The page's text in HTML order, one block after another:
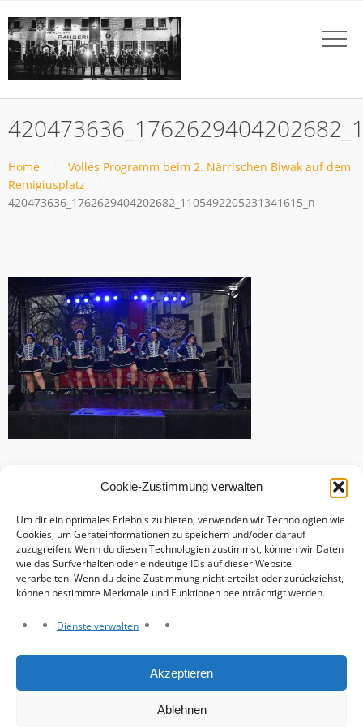
Cookie-Zustimmung verwalten
Um dir ein optimales Erlebnis zu bieten, verwenden wir Technologien wie
Cookies, um Geräteinformationen zu speichern und/oder darauf
zuzugreifen. Wenn du diesen Technologien zustimmst, können wir Daten
wie das Surfverhalten oder eindeutige IDs auf dieser Website
verarbeiten. Wenn du deine Zustimmung nicht erteilst oder zurückziehst,
können bestimmte Merkmale und Funktionen beeinträchtigt werden.
Dienste verwalten
Akzeptieren
Ablehnen
Home
Volles Programm beim 2. Närrischen Biwak auf dem
Remigiusplatz
420473636_1762629404202682_1105492205231341615_n